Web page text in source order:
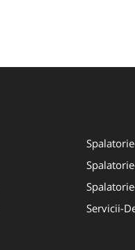
Servicii-